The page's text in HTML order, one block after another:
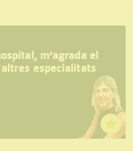
m’agrada el
especialitats